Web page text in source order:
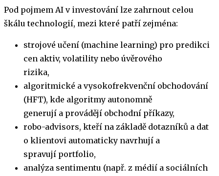
Pod pojmem AI v investování lze zahrnout celou
škálu technologií, mezi které patří zejména:
strojové učení (machine learning) pro predikci
cen aktiv, volatility nebo úvěrového
rizika,
algoritmické a vysokofrekvenční obchodování
(HFT), kde algoritmy autonomně
generují a provádějí obchodní příkazy,
robo-advisors, kteří na základě dotazníků a dat
o klientovi automaticky navrhují a
spravují portfolio,
analýza sentimentu (např. z médií a sociálních